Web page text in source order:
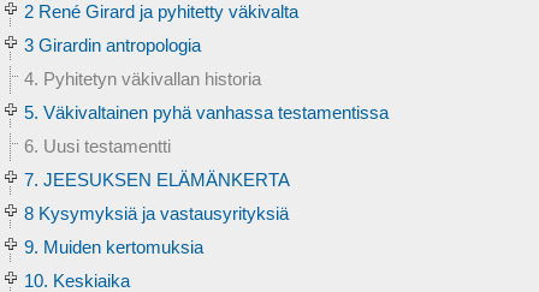
2 René Girard ja pyhitetty väkivalta
3 Girardin antropologia
4. Pyhitetyn väkivallan historia
5. Väkivaltainen pyhä vanhassa testamentissa
6. Uusi testamentti
7. JEESUKSEN ELÄMÄNKERTA
8 Kysymyksiä ja vastausyrityksiä
9. Muiden kertomuksia
10. Keskiaika